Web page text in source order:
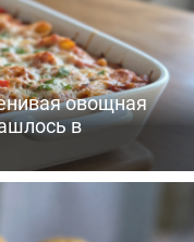
овощная
в